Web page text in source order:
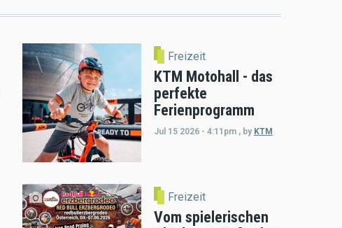
Freizeit
KTM Motohall - das
perfekte
Ferienprogramm
Jul 15 2026 - 4:11pm , by KTM
Freizeit
Vom spielerischen